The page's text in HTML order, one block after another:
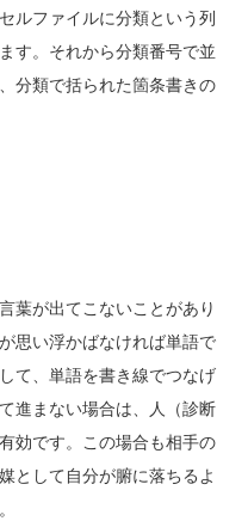
ルファイルに分類という列
す。それから分類番号で並
分類で括られた箇条書きの
葉が出てこないことがあり
思い浮かばなければ単語で
て、単語を書き線でつなげ
進まない場合は、人（診断
効です。この場合も相手の
として自分が腑に落ちるよ